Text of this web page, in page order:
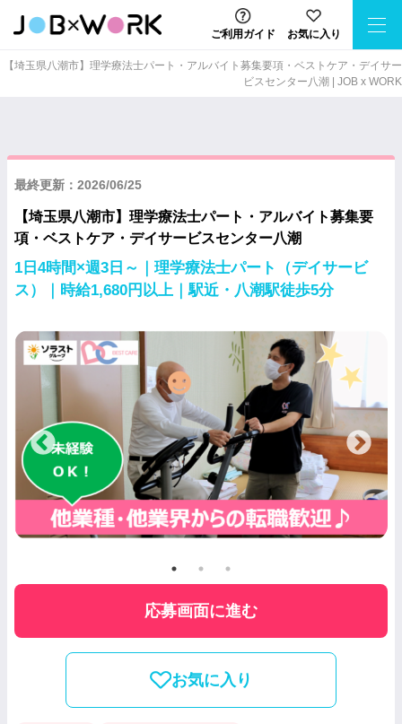
ご利用ガイド お気に入り
【埼玉県八潮市】理学療法士パート・アルバイト募集要項・ベストケア・デイサー
ビスセンター八潮 | JOB x WORK
最終更新：2026/06/25
【埼玉県八潮市】理学療法士パート・アルバイト募集要
項・ベストケア・デイサービスセンター八潮
1日4時間×週3日～｜理学療法士パート（デイサービ
ス）｜時給1,680円以上｜駅近・八潮駅徒歩5分
応募画面に進む
お気に入り